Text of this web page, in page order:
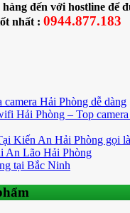
đến với hostline để
nhất : 0944.877.183
Hải Phòng dễ dàng
Hải Phòng – Top
Kiến An Hải Phòng gọi
An Lão Hải Phòng
tại Bắc Ninh